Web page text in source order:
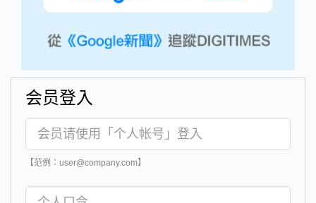
会员登入
【范例：user@company.com】